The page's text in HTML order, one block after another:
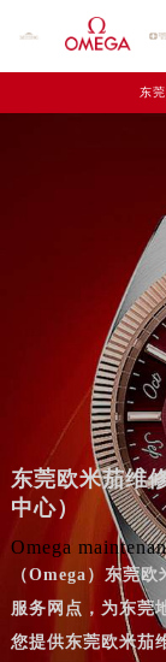
东
东莞欧米茄维
中心）
Omega
（Omega）东莞
服务网点，为东莞
您提供东莞欧米茄